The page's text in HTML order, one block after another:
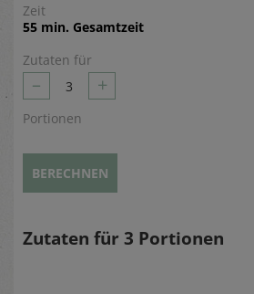
Zeit
55 min. Gesamtzeit
Zutaten für
– 3 +
Portionen
BERECHNEN
Zutaten für 3 Portionen